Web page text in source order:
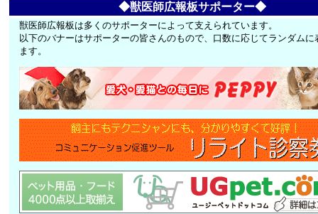
◆獣医師広報板サポーター◆
獣医師広報板は多くのサポーターによって支えられています。
以下のバナーはサポーターの皆さんのもので、口数に応じてランダムに
ます。